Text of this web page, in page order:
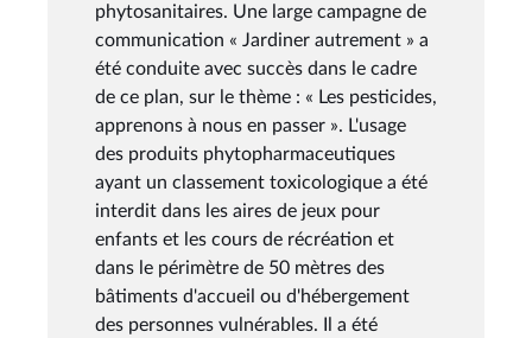
phytosanitaires. Une large campagne de
communication « Jardiner autrement » a
été conduite avec succès dans le cadre
de ce plan, sur le thème : « Les pesticides,
apprenons à nous en passer ». L'usage
des produits phytopharmaceutiques
ayant un classement toxicologique a été
interdit dans les aires de jeux pour
enfants et les cours de récréation et
dans le périmètre de 50 mètres des
bâtiments d'accueil ou d'hébergement
des personnes vulnérables. Il a été